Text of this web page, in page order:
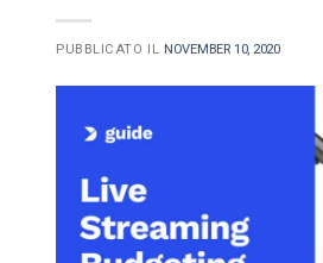
PUBBLICATO IL NOVEMBER 10, 2020